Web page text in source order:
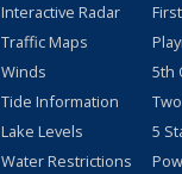
Interactive Radar
Traffic Maps
Winds
Tide Information
Lake Levels
Water Restrictions
5th
5